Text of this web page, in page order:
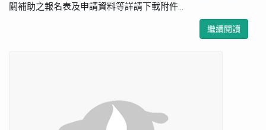
關補助之報名表及申請資料等詳請下載附件...
繼續閱讀